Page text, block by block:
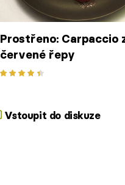
Prostřeno: Carpaccio
červené řepy
Vstoupit do diskuze